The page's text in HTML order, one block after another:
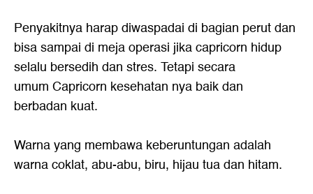
Penyakitnya harap diwaspadai di bagian perut dan
bisa sampai di meja operasi jika capricorn hidup
selalu bersedih dan stres. Tetapi secara
umum Capricorn kesehatan nya baik dan
berbadan kuat.
Warna yang membawa keberuntungan adalah
warna coklat, abu-abu, biru, hijau tua dan hitam.